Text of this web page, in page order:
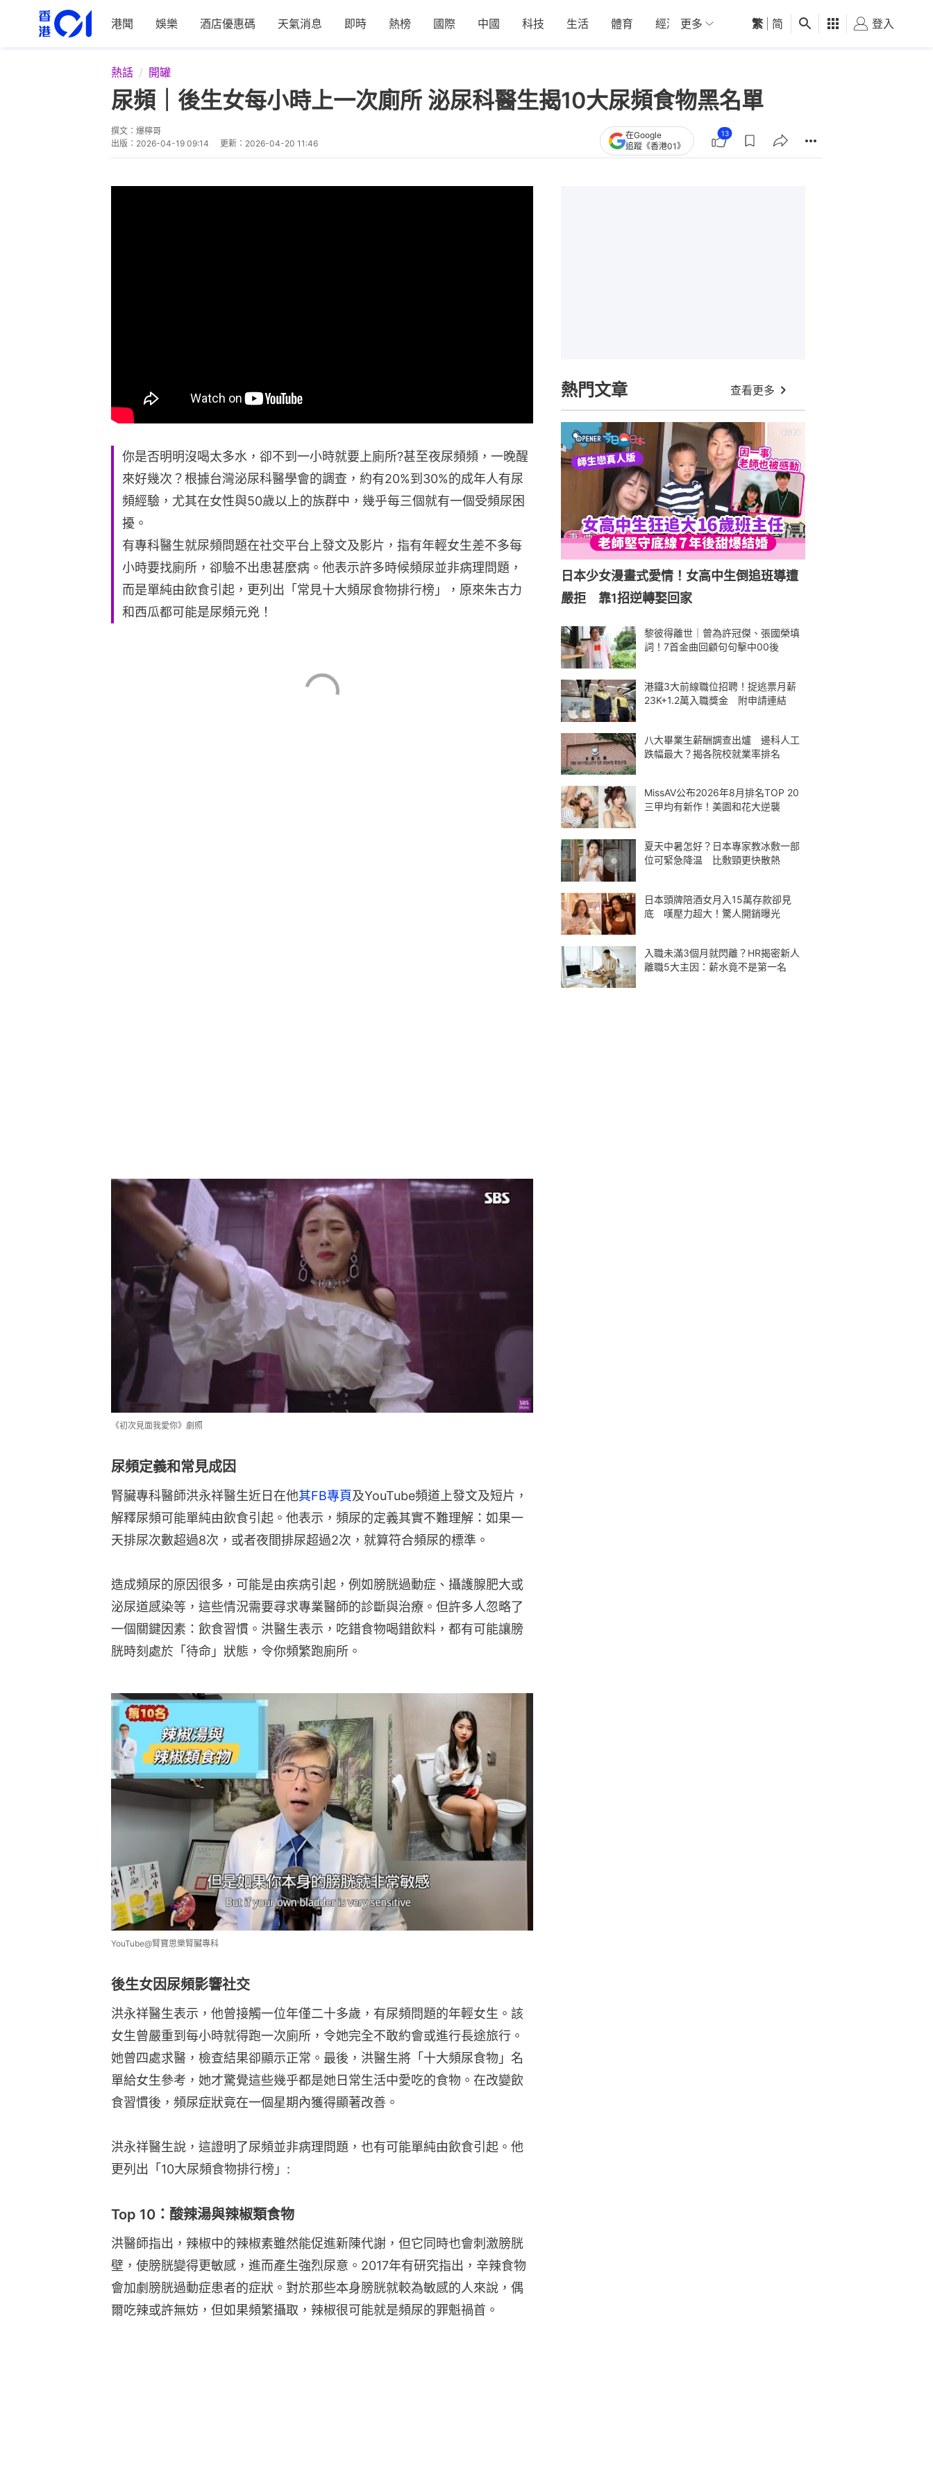
港聞 娛樂 酒店優惠碼 天氣消息 即時 熱榜 國際 中國 科技 生活 體育 經濟 01深圳 觀點 健康 好食玩飛
更多 繁 简 登入
熱話 開罐
尿頻｜後生女每小時上一次廁所 泌尿科醫生揭10大尿頻食物黑名單
撰文： 爆檸哥
出版： 2026-04-19 09:14 更新： 2026-04-20 11:46
在Google
追蹤《香港01》
13
你是否明明沒喝太多水，卻不到一小時就要上廁所?甚至夜尿頻頻，一晚醒
來好幾次？根據台灣泌尿科醫學會的調查，約有20%到30%的成年人有尿
頻經驗，尤其在女性與50歲以上的族群中，幾乎每三個就有一個受頻尿困
擾。
有專科醫生就尿頻問題在社交平台上發文及影片，指有年輕女生差不多每
小時要找廁所，卻驗不出患甚麼病。他表示許多時候頻尿並非病理問題，
而是單純由飲食引起，更列出「常見十大頻尿食物排行榜」，原來朱古力
和西瓜都可能是尿頻元兇！
《初次見面我愛你》劇照
尿頻定義和常見成因
腎臟專科醫師洪永祥醫生近日在他其FB專頁及YouTube頻道上發文及短片，
解釋尿頻可能單純由飲食引起。他表示，頻尿的定義其實不難理解：如果一
天排尿次數超過8次，或者夜間排尿超過2次，就算符合頻尿的標準。
造成頻尿的原因很多，可能是由疾病引起，例如膀胱過動症、攝護腺肥大或
泌尿道感染等，這些情況需要尋求專業醫師的診斷與治療。但許多人忽略了
一個關鍵因素：飲食習慣。洪醫生表示，吃錯食物喝錯飲料，都有可能讓膀
胱時刻處於「待命」狀態，令你頻繁跑廁所。
YouTube@腎寶思樂腎臟專科
後生女因尿頻影響社交
洪永祥醫生表示，他曾接觸一位年僅二十多歲，有尿頻問題的年輕女生。該
女生曾嚴重到每小時就得跑一次廁所，令她完全不敢約會或進行長途旅行。
她曾四處求醫，檢查結果卻顯示正常。最後，洪醫生將「十大頻尿食物」名
單給女生參考，她才驚覺這些幾乎都是她日常生活中愛吃的食物。在改變飲
食習慣後，頻尿症狀竟在一個星期內獲得顯著改善。
洪永祥醫生說，這證明了尿頻並非病理問題，也有可能單純由飲食引起。他
更列出「10大尿頻食物排行榜」:
Top 10：酸辣湯與辣椒類食物
洪醫師指出，辣椒中的辣椒素雖然能促進新陳代謝，但它同時也會刺激膀胱
壁，使膀胱變得更敏感，進而產生強烈尿意。2017年有研究指出，辛辣食物
會加劇膀胱過動症患者的症狀。對於那些本身膀胱就較為敏感的人來說，偶
爾吃辣或許無妨，但如果頻繁攝取，辣椒很可能就是頻尿的罪魁禍首。
熱門文章 查看更多
日本少女漫畫式愛情！女高中生倒追班導遭
嚴拒 靠1招逆轉娶回家
黎彼得離世｜曾為許冠傑、張國榮填
詞！7首金曲回顧句句擊中00後
港鐵3大前線職位招聘！捉逃票月薪
23K+1.2萬入職獎金 附申請連結
八大畢業生薪酬調查出爐 邊科人工
跌幅最大？揭各院校就業率排名
MissAV公布2026年8月排名TOP 20
三甲均有新作！美園和花大逆襲
夏天中暑怎好？日本專家教冰敷一部
位可緊急降温 比敷頸更快散熱
日本頭牌陪酒女月入15萬存款卻見
底 嘆壓力超大！驚人開銷曝光
入職未滿3個月就閃離？HR揭密新人
離職5大主因：薪水竟不是第一名